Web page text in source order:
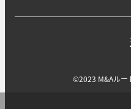
©2023 M&Aル